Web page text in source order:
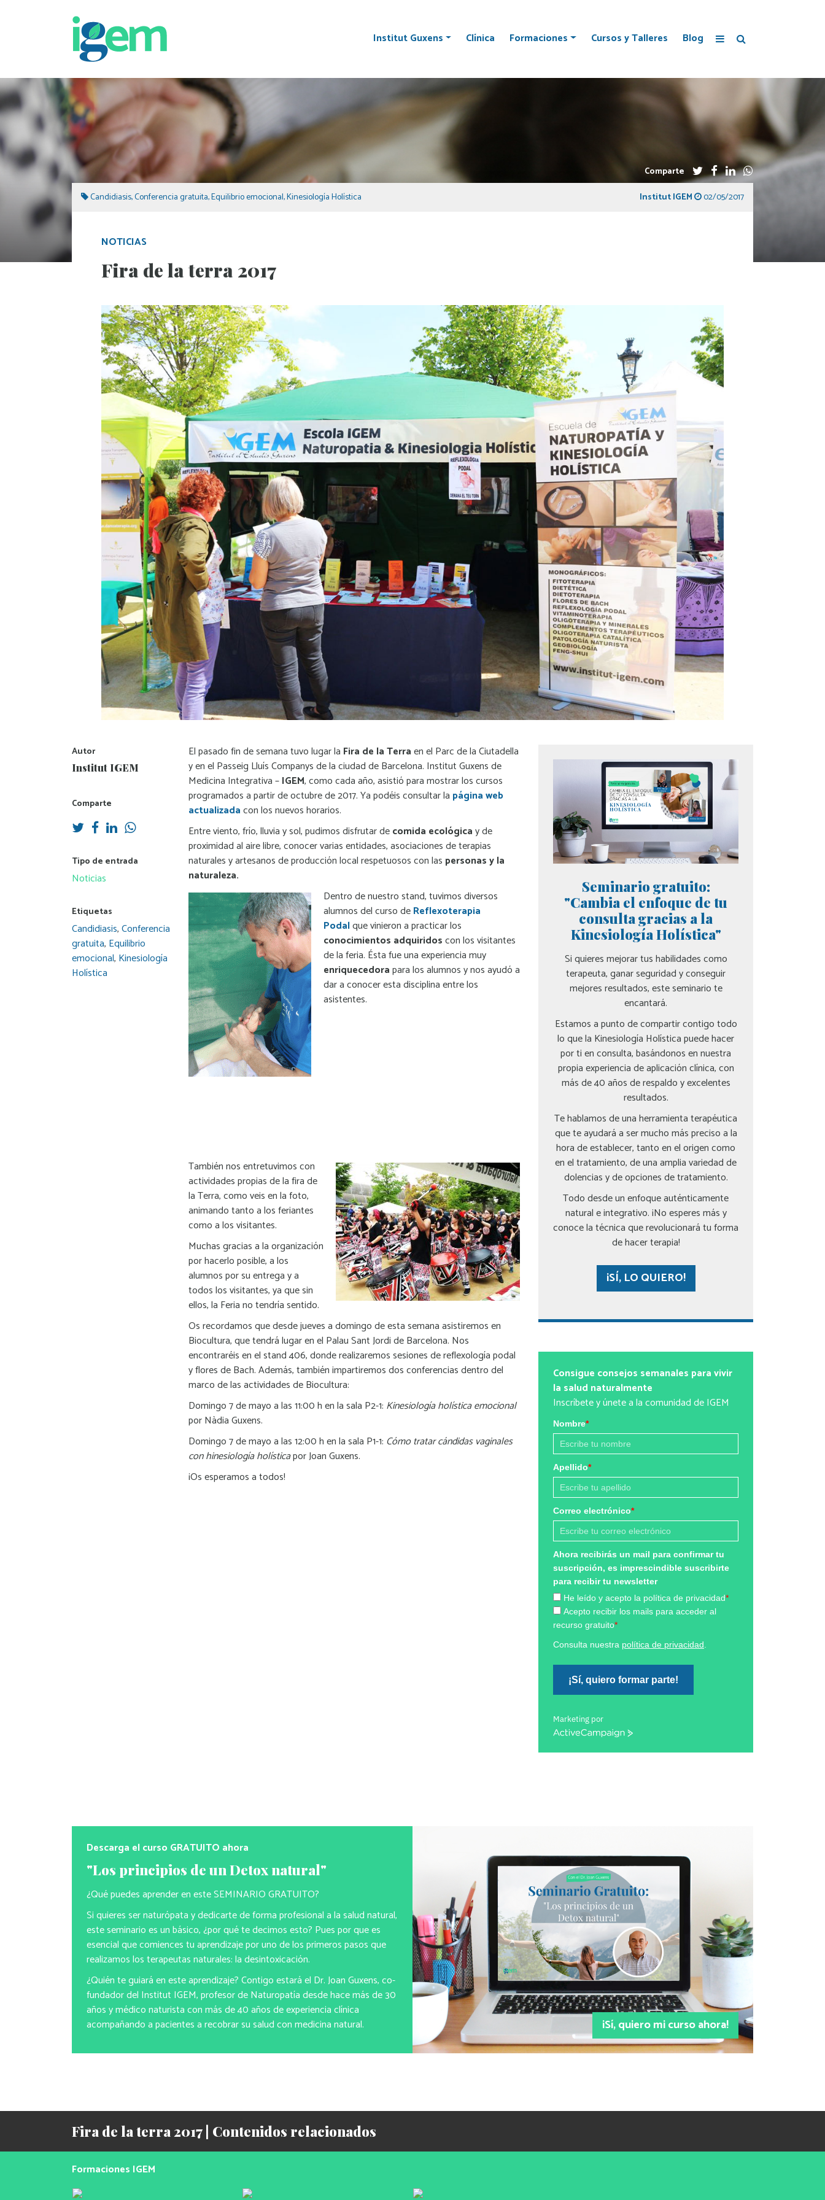
Institut Guxens Clínica Formaciones Cursos y Talleres Blog
Comparte
Candidiasis,Conferencia gratuita,Equilibrio emocional,Kinesiología Holística Institut IGEM 02/05/2017
NOTICIAS
Fira de la terra 2017
Autor
Institut IGEM
Comparte
Tipo de entrada
Noticias
Etiquetas
Candidiasis,Conferencia
gratuita, Equilibrio
emocional, Kinesiología
Holística
El pasado fin de semana tuvo lugar la Fira de la Terraen el Parc de la Ciutadella
y en el Passeig Lluís Companys de la ciudad de Barcelona. Institut Guxens de
Medicina Integrativa –IGEM, como cada año, asistió para mostrar los cursos
programados a partir de octubre de 2017. Ya podéis consultar la página web
actualizadacon los nuevos horarios.
Entre viento, frío, lluvia y sol, pudimos disfrutar decomida ecológicay de
proximidad al aire libre, conocer varias entidades, asociaciones de terapias
naturales y artesanos de producción local respetuosos con las personas y la
naturaleza.
Dentro de nuestro stand, tuvimos diversos
alumnos del curso deReflexoterapia
Podalque vinieron a practicar los
conocimientos adquiridoscon los visitantes
de la feria. Ésta fue una experiencia muy
enriquecedorapara los alumnos y nos ayudó a
dar a conocer esta disciplina entre los
asistentes.
También nos entretuvimos con
actividades propias de la fira de
la Terra, como veis en la foto,
animando tanto a los feriantes
como a los visitantes.
Muchas gracias a la organización
por hacerlo posible, a los
alumnos por su entrega y a
todos los visitantes, ya que sin
ellos, la Feria no tendría sentido.
Os recordamos que desde jueves a domingo de esta semana asistiremos en
Biocultura, que tendrá lugar en el Palau Sant Jordi de Barcelona. Nos
encontraréis en el stand 406, donde realizaremos sesiones de reflexología podal
y flores de Bach. Además, también impartiremos dos conferencias dentro del
marco de las actividades de Biocultura:
Domingo 7 de mayo a las 11:00 h en la sala P2-1: Kinesiología holística emocional
por Nàdia Guxens.
Domingo 7 de mayo a las 12:00 h en la sala P1-1: Cómo tratar cándidas vaginales
con hinesiología holísticapor Joan Guxens.
¡Os esperamos a todos!
Seminario gratuito:
"Cambia el enfoque de tu
consulta gracias a la
Kinesiología Holística"
Si quieres mejorar tus habilidades como
terapeuta, ganar seguridad y conseguir
mejores resultados, este seminario te
encantará.
Estamos a punto de compartir contigo todo
lo que la Kinesiología Holística puede hacer
por ti en consulta, basándonos en nuestra
propia experiencia de aplicación clínica, con
más de 40 años de respaldo y excelentes
resultados.
Te hablamos de una herramienta terapéutica
que te ayudará a ser mucho más preciso a la
hora de establecer, tanto en el origen como
en el tratamiento, de una amplia variedad de
dolencias y de opciones de tratamiento.
Todo desde un enfoque auténticamente
natural e integrativo. ¡No esperes más y
conoce la técnica que revolucionará tu forma
de hacer terapia!
¡SÍ, LO QUIERO!
Consigue consejos semanales para vivir
la salud naturalmente
Inscríbete y únete a la comunidad de IGEM
Nombre*
Apellido*
Correo electrónico*
Ahora recibirás un mail para confirmar tu
suscripción, es imprescindible suscribirte
para recibir tu newsletter
He leído y acepto la política de privacidad*
Acepto recibir los mails para acceder al
recurso gratuito*
Consulta nuestra política de privacidad
¡Sí, quiero formar parte!
Marketing por
ActiveCampaign
Descarga el curso GRATUITO ahora
"Los principios de un Detox natural"
¿Qué puedes aprender en este SEMINARIO GRATUITO?
Si quieres ser naturópata y dedicarte de forma profesional a la salud natural,
este seminario es un básico, ¿por qué te decimos esto? Pues por que es
esencial que comiences tu aprendizaje por uno de los primeros pasos que
realizamos los terapeutas naturales: la desintoxicación.
¿Quién te guiará en este aprendizaje? Contigo estará el Dr. Joan Guxens, co-
fundador del Institut IGEM, profesor de Naturopatía desde hace más de 30
años y médico naturista con más de 40 años de experiencia clínica
acompañando a pacientes a recobrar su salud con medicina natural.
¡Sí, quiero mi curso ahora!
Fira de la terra 2017 | Contenidos relacionados
Formaciones IGEM